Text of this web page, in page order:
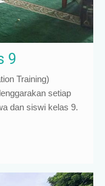
9
Training)
setiap
dan siswi kelas 9.